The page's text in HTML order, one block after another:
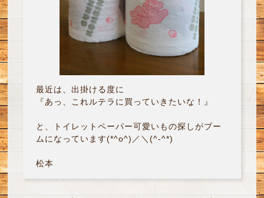
最近は、出掛ける度に
『あっ、これルテラに買っていきたいな！』
と、トイレットペーパー可愛いもの探しがブー
ムになっています(*^o^)／＼(^-^*)
松本